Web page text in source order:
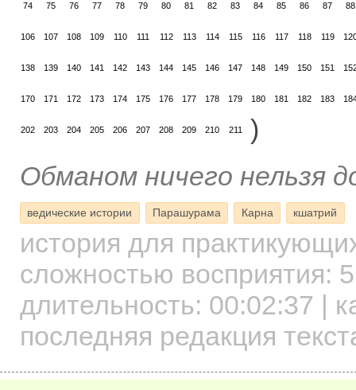
74 75 76 77 78 79 80 81 82 83 84 85 86 87 88
106 107 108 109 110 111 112 113 114 115 116 117 118 119
138 139 140 141 142 143 144 145 146 147 148 149 150 151
170 171 172 173 174 175 176 177 178 179 180 181 182 183
202 203 204 205 206 207 208 209 210 211
)
Обманом ничего нельзя
ведические истории Парашурама Карна кшатрий
история для
сложностью восприятия: 5
длительность: 00:02:37 |
последняя редакция